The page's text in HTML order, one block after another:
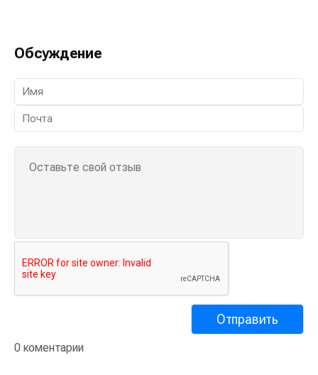
Обсуждение
0 коментарии